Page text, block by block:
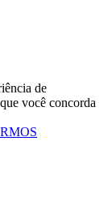
de
você concorda